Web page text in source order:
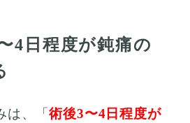
4日程度が鈍痛の
は、「術後3〜4日程度が